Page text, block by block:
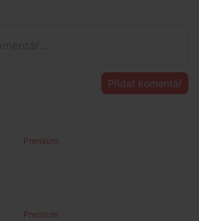
Přidat komentář
Premium
Premium